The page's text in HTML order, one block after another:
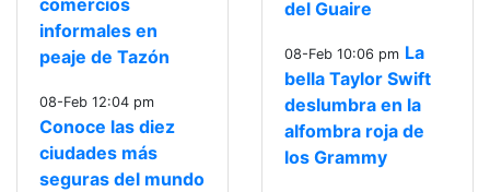
comercios
informales en
peaje de Tazón
08-Feb 12:04 pm
Conoce las diez
ciudades más
seguras del mundo
del Guaire
08-Feb 10:06 pm La
bella Taylor Swift
deslumbra en la
alfombra roja de
los Grammy